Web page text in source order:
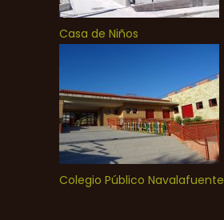
Casa de Niños
Colegio Público Navalafuente